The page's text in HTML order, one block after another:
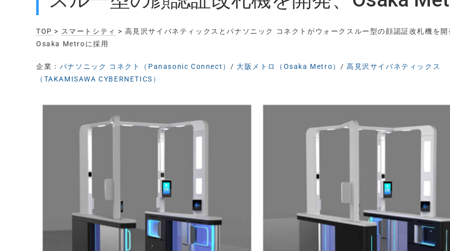
TOP > スマートシティ
> 高見沢サイバネティックスとパナソニック コネクトがウォークスルー型の顔認証改札機を開
Osaka Metroに採用
企業： パナソニック コネクト（Panasonic Connect） / 大阪メトロ（Osaka Metro） /高見沢サイバネティックス
（TAKAMISAWA CYBERNETICS）